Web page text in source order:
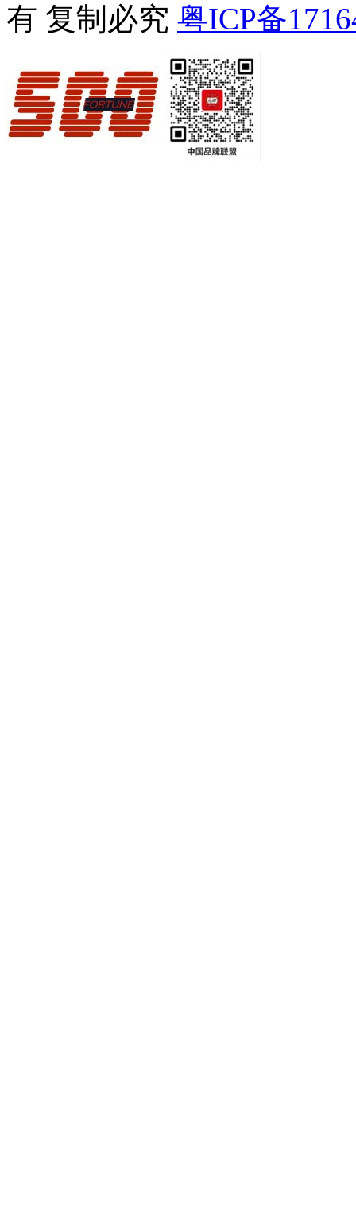
有 复制必究 粤ICP备